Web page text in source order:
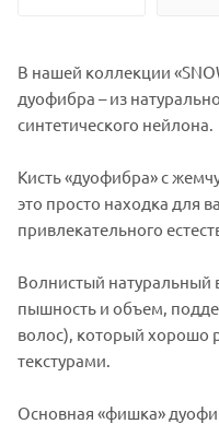
В нашей коллекции
дуофибра – из
синтетического нейлона.
Кисть «дуофибра» с
это просто находка для
привлекательного
Волнистый натуральный
пышность и объем,
волос), который хорошо
текстурами.
Основная «фишка»